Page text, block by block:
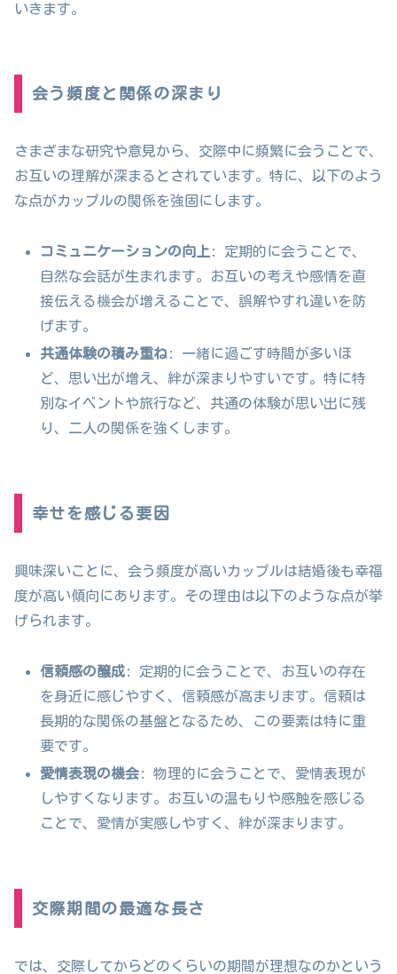
いきます。
会う頻度と関係の深まり
さまざまな研究や意見から、交際中に頻繁に会うことで、
お互いの理解が深まるとされています。特に、以下のよう
な点がカップルの関係を強固にします。
コミュニケーションの向上 : 定期的に会うことで、
自然な会話が生まれます。お互いの考えや感情を直
接伝える機会が増えることで、誤解やすれ違いを防
げます。
共通体験の積み重ね: 一緒に過ごす時間が多いほ
ど、思い出が増え、絆が深まりやすいです。特に特
別なイベントや旅行など、共通の体験が思い出に残
り、二人の関係を強くします。
幸せを感じる要因
興味深いことに、会う頻度が高いカップルは結婚後も幸福
度が高い傾向にあります。その理由は以下のような点が挙
げられます。
信頼感の醸成: 定期的に会うことで、お互いの存在
を身近に感じやすく、信頼感が高まります。信頼は
長期的な関係の基盤となるため、この要素は特に重
要です。
愛情表現の機会: 物理的に会うことで、愛情表現が
しやすくなります。お互いの温もりや感触を感じる
ことで、愛情が実感しやすく、絆が深まります。
交際期間の最適な長さ
では、交際してからどのくらいの期間が理想なのかという